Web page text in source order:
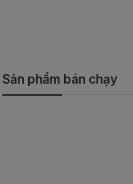
Sản phẩm bán chạy